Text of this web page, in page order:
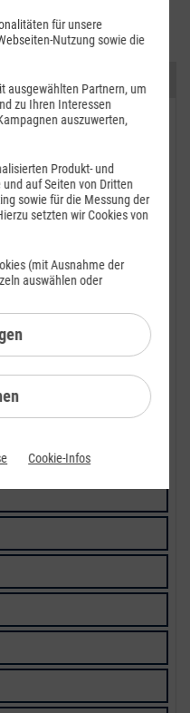
für unsere
Nutzung sowie die
ausgewählten Partnern, um
zu Ihren Interessen
auszuwerten,
Produkt- und
auf Seiten von Dritten
sowie für die Messung der
setzten wir Cookies von
(mit Ausnahme der
auswählen oder
Cookie-Infos